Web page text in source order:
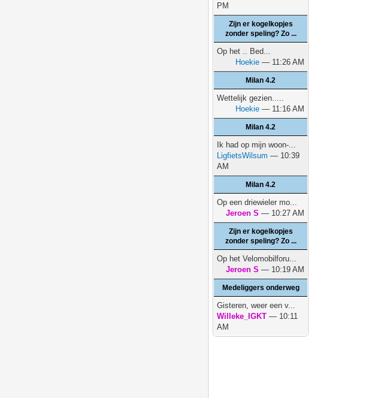
PM
Zijn er kogelkopjes
zonder speling? Zo ...
Op het .. Bed...
Hoekie — 11:26 AM
Milan 4.2
Wettelijk gezien.....
Hoekie — 11:16 AM
Milan 4.2
Ik had op mijn woon-...
LigfietsWilsum — 10:39
AM
Milan 4.2
Op een driewieler mo...
Jeroen S — 10:27 AM
Zijn er kogelkopjes
zonder speling? Zo ...
Op het Velomobilforu...
Jeroen S — 10:19 AM
Medeliggers onderweg
Gisteren, weer een v...
Willeke_IGKT — 10:11
AM